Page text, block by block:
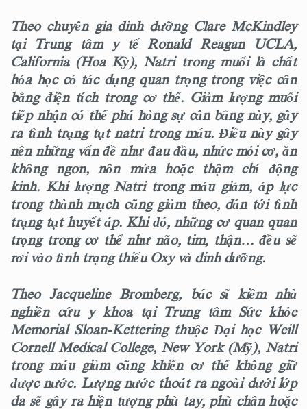
Theo chuyên gia dinh dưỡng Clare McKindley
tại Trung tâm y tế Ronald Reagan UCLA,
California (Hoa Kỳ), Natri trong muối là chất
hóa học có tác dụng quan trọng trong việc cân
bằng điện tích trong cơ thể. Giảm lượng muối
tiếp nhận có thể phá hỏng sự cân bằng này, gây
ra tình trạng tụt natri trong máu. Điều này gây
nên những vấn đề như đau đầu, nhức mỏi cơ, ăn
không ngon, nôn mửa hoặc thậm chí động
kinh. Khi lượng Natri trong máu giảm, áp lực
trong thành mạch cũng giảm theo, dẫn tới tình
trạng tụt huyết áp. Khi đó, những cơ quan quan
trọng trong cơ thể như não, tim, thận… đều sẽ
rơi vào tình trạng thiếu Oxy và dinh dưỡng.
Theo Jacqueline Bromberg, bác sĩ kiêm nhà
nghiên cứu y khoa tại Trung tâm Sức khỏe
Memorial Sloan-Kettering thuộc Đại học Weill
Cornell Medical College, New York (Mỹ), Natri
trong máu giảm cũng khiến cơ thể không giữ
được nước. Lượng nước thoát ra ngoài dưới lớp
da sẽ gây ra hiện tượng phù tay, phù chân hoặc